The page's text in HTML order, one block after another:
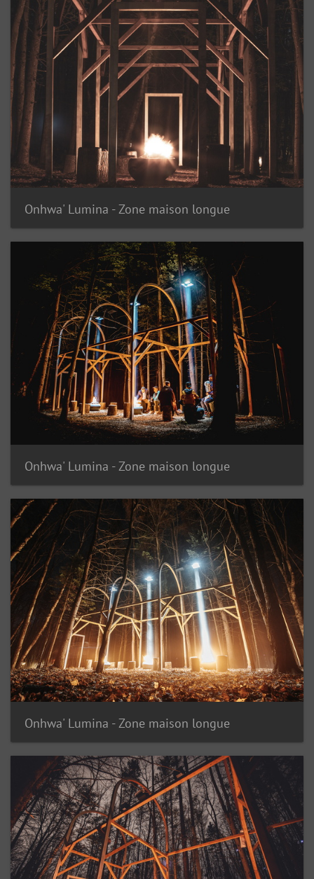
Onhwa' Lumina - Zone maison longue
Onhwa' Lumina - Zone maison longue
Onhwa' Lumina - Zone maison longue